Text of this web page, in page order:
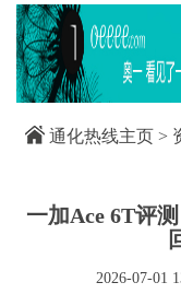
通化热线主页 >
一加Ace 6T评
2026-07-01